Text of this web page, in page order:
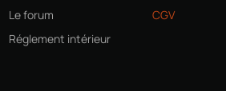
Le forum
Réglement intérieur
CGV